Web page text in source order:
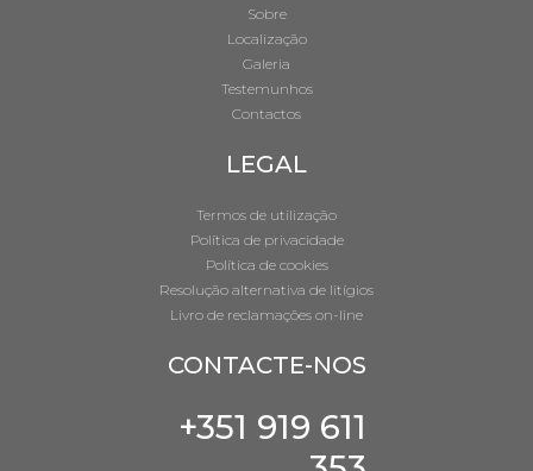
Sobre
Localização
Galeria
Testemunhos
Contactos
LEGAL
Termos de utilização
Política de privacidade
Política de cookies
Resolução alternativa de litígios
Livro de reclamações on-line
CONTACTE-NOS
+351 919 611